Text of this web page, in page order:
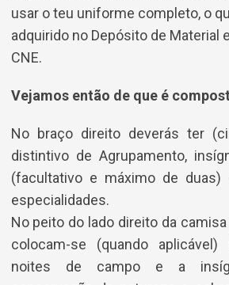
usar o teu uniforme completo, o
adquirido no Depósito de Material
CNE.
Vejamos então de que é
No braço direito deverás ter
distintivo de Agrupamento,
(facultativo e máximo de
especialidades.
No peito do lado direito da
colocam-se (quando
noites de campo e a